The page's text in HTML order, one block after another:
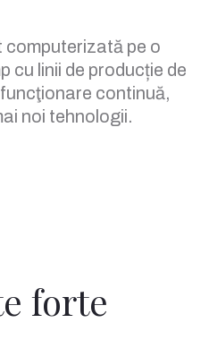
computerizată pe o
cu linii de producție de
continuă,
noi tehnologii.
forte